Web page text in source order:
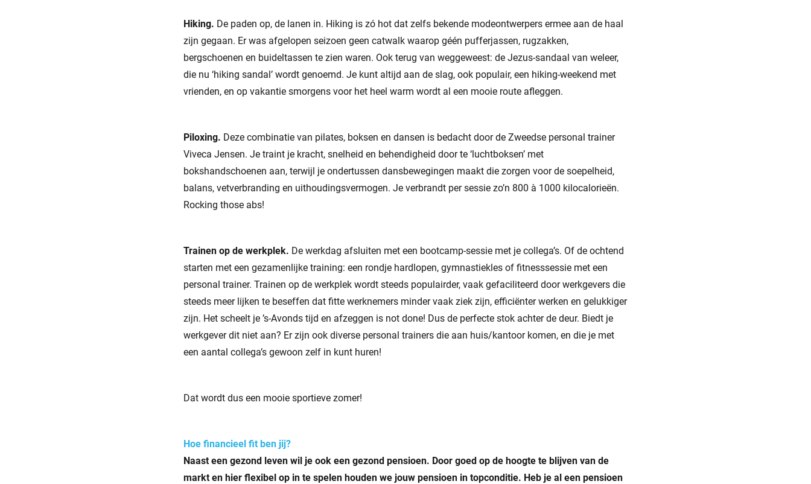
Hiking. De paden op, de lanen in. Hiking is zó hot dat zelfs bekende modeontwerpers ermee aan de haal
zijn gegaan. Er was afgelopen seizoen geen catwalk waarop géén pufferjassen, rugzakken,
bergschoenen en buideltassen te zien waren. Ook terug van weggeweest: de Jezus-sandaal van weleer,
die nu ‘hiking sandal’ wordt genoemd. Je kunt altijd aan de slag, ook populair, een hiking-weekend met
vrienden, en op vakantie smorgens voor het heel warm wordt al een mooie route afleggen.
Piloxing. Deze combinatie van pilates, boksen en dansen is bedacht door de Zweedse personal trainer
Viveca Jensen. Je traint je kracht, snelheid en behendigheid door te ‘luchtboksen’ met
bokshandschoenen aan, terwijl je ondertussen dansbewegingen maakt die zorgen voor de soepelheid,
balans, vetverbranding en uithoudingsvermogen. Je verbrandt per sessie zo’n 800 à 1000 kilocalorieën.
Rocking those abs!
Trainen op de werkplek. De werkdag afsluiten met een bootcamp-sessie met je collega’s. Of de ochtend
starten met een gezamenlijke training: een rondje hardlopen, gymnastiekles of fitnesssessie met een
personal trainer. Trainen op de werkplek wordt steeds populairder, vaak gefaciliteerd door werkgevers die
steeds meer lijken te beseffen dat fitte werknemers minder vaak ziek zijn, efficiënter werken en gelukkiger
zijn. Het scheelt je ’s-Avonds tijd en afzeggen is not done! Dus de perfecte stok achter de deur. Biedt je
werkgever dit niet aan? Er zijn ook diverse personal trainers die aan huis/kantoor komen, en die je met
een aantal collega’s gewoon zelf in kunt huren!
Dat wordt dus een mooie sportieve zomer!
Hoe financieel fit ben jij?
Naast een gezond leven wil je ook een gezond pensioen. Door goed op de hoogte te blijven van de
markt en hier fl­exibel op in te spelen houden we jouw pensioen in topconditie. Heb je al een pensioen